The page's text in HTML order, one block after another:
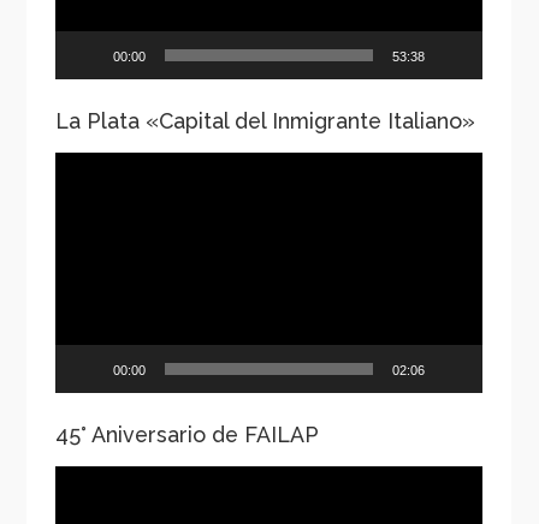
00:00 53:38
La Plata «Capital del Inmigrante Italiano»
00:00 02:06
45° Aniversario de FAILAP